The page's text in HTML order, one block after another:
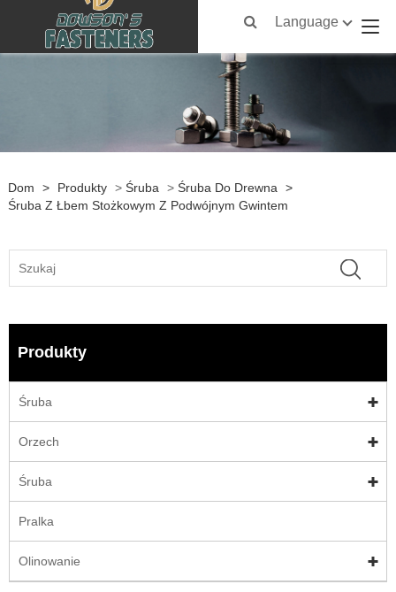
Language
Dom > Produkty > Śruba > Śruba Do Drewna
>
Śruba Z Łbem Stożkowym Z Podwójnym Gwintem
Produkty
Śruba
Orzech
Śruba
Pralka
Olinowanie